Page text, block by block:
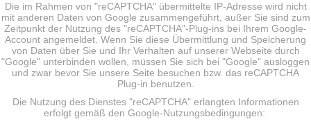
Die im Rahmen von "reCAPTCHA" übermittelte IP-Adresse wird nicht
mit anderen Daten von Google zusammengeführt, außer Sie sind zum
Zeitpunkt der Nutzung des "reCAPTCHA"-Plug-ins bei Ihrem Google-
Account angemeldet. Wenn Sie diese Übermittlung und Speicherung
von Daten über Sie und Ihr Verhalten auf unserer Webseite durch
"Google" unterbinden wollen, müssen Sie sich bei "Google" ausloggen
und zwar bevor Sie unsere Seite besuchen bzw. das reCAPTCHA
Plug-in benutzen.
Die Nutzung des Dienstes "reCAPTCHA" erlangten Informationen
erfolgt gemäß den Google-Nutzungsbedingungen: